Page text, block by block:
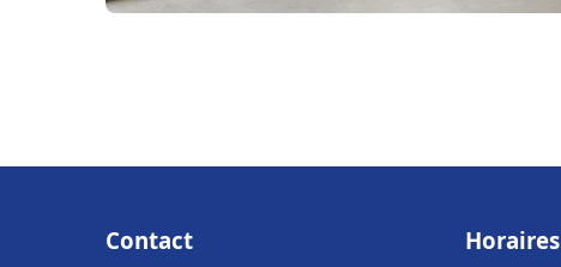
Contact Horaires